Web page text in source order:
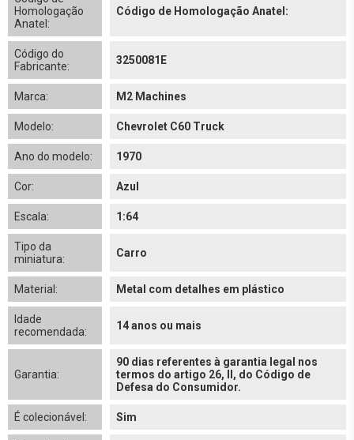
Homologação
Anatel:
Código de Homologação Anatel:
Código do
Fabricante:
3250081E
Marca: M2 Machines
Modelo: Chevrolet C60 Truck
Ano do modelo: 1970
Cor: Azul
Escala: 1:64
Tipo da
miniatura:
Carro
Material: Metal com detalhes em plástico
Idade
recomendada:
14 anos ou mais
Garantia:
90 dias referentes à garantia legal nos
termos do artigo 26, II, do Código de
Defesa do Consumidor.
É colecionável: Sim